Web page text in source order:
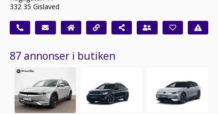
332 35 Gislaved
87 annonser i butiken